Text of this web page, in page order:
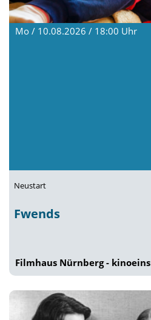
Mo / 10.08.2026 / 18:00 Uhr
Neustart
Fwends
Filmhaus Nürnberg - kinoeins